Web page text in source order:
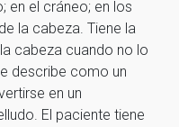
en el cráneo; en los
la cabeza. Tiene la
cabeza cuando no lo
describe como un
en un
El paciente tiene